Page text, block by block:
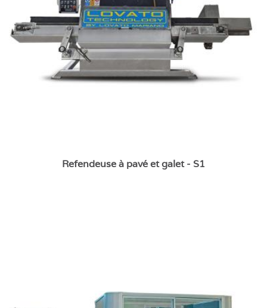
Refendeuse à pavé et galet - S1
Refendeuse pour angle évidé - Evo